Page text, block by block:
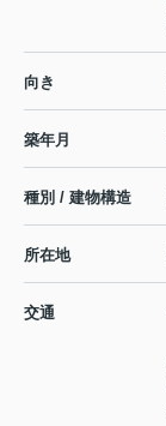
向き
築年月
種別 / 建物構造
所在地
交通